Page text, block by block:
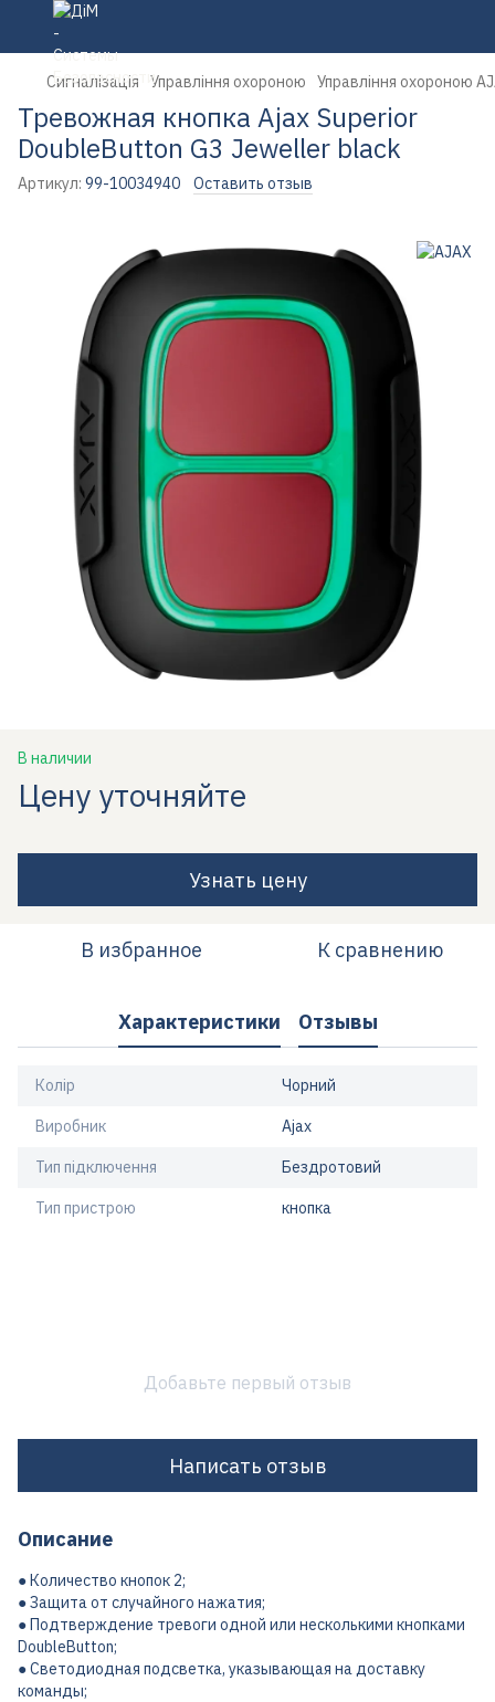
Сигналізація Управління охороною Управління охороною
Тревожная кнопка Ajax Superior
DoubleButton G3 Jeweller black
Артикул: 99-10034940 Оставить отзыв
В наличии
Цену уточняйте
Узнать цену
В избранное К сравнению
Характеристики Отзывы
Колір Чорний
Виробник Ajax
Тип підключення Бездротовий
Тип пристрою кнопка
Добавьте первый отзыв
Написать отзыв
Описание
● Количество кнопок 2;
● Защита от случайного нажатия;
● Подтверждение тревоги одной или несколькими кнопками
DoubleButton;
● Светодиодная подсветка, указывающая на доставку
команды;